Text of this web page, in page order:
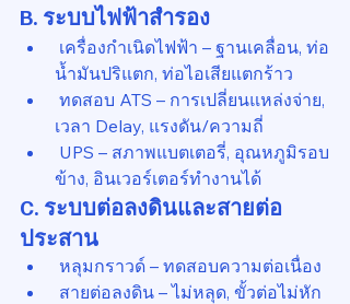
B. ระบบไฟฟ้าสำรอง
เครื่องกำเนิดไฟฟ้า – ฐานเคลื่อน, ท่อ
น้ำมันปริแตก, ท่อไอเสียแตกร้าว
ทดสอบ ATS – การเปลี่ยนแหล่งจ่าย,
เวลา Delay, แรงดัน/ความถี่
UPS – สภาพแบตเตอรี่, อุณหภูมิรอบ
ข้าง, อินเวอร์เตอร์ทำงานได้
C. ระบบต่อลงดินและสายต่อ
ประสาน
หลุมกราวด์ – ทดสอบความต่อเนื่อง
สายต่อลงดิน – ไม่หลุด, ขั้วต่อไม่หัก